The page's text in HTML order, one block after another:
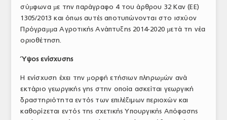
σύµφωνα µε την παράγραφο 4 του άρθρου 32 Καν (ΕΕ)
1305/2013 και όπως αυτές αποτυπώνονται στο ισχύον
Πρόγραµµα Αγροτικής Ανάπτυξης 2014-2020 µετά τη νέα
οριοθέτηση.
Ύψος ενίσχυσης
Η ενίσχυση έχει την µορφή ετήσιων πληρωµών ανά
εκτάριο γεωργικής γης στην οποία ασκείται γεωργική
δραστηριότητα εντός των επιλέξιμων περιοχών και
καθορίζεται εντός της σχετικής Υπουργικής Απόφασης